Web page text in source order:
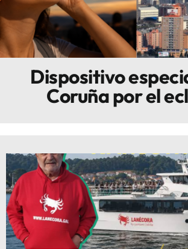
Sostenibilidad
Innova
Dispositivo
Coruña por el